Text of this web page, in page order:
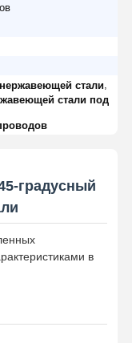
стали
стали под
градусный
в